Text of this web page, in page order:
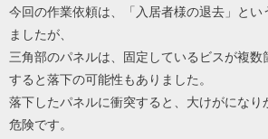
今回の作業依頼は、「入居者様の退去」とい
ましたが、
三角部のパネルは、固定しているビスが複
すると落下の可能性もありました。
落下したパネルに衝突すると、大けがになり
危険です。